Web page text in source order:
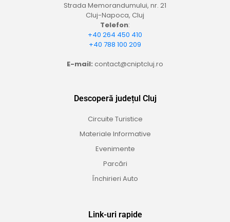
Strada Memorandumului, nr. 21
Cluj-Napoca, Cluj
Telefon:
+40 264 450 410
+40 788 100 209
E-mail: contact@cniptcluj.ro
Descoperă județul Cluj
Circuite Turistice
Materiale Informative
Evenimente
Parcări
Închirieri Auto
Link-uri rapide